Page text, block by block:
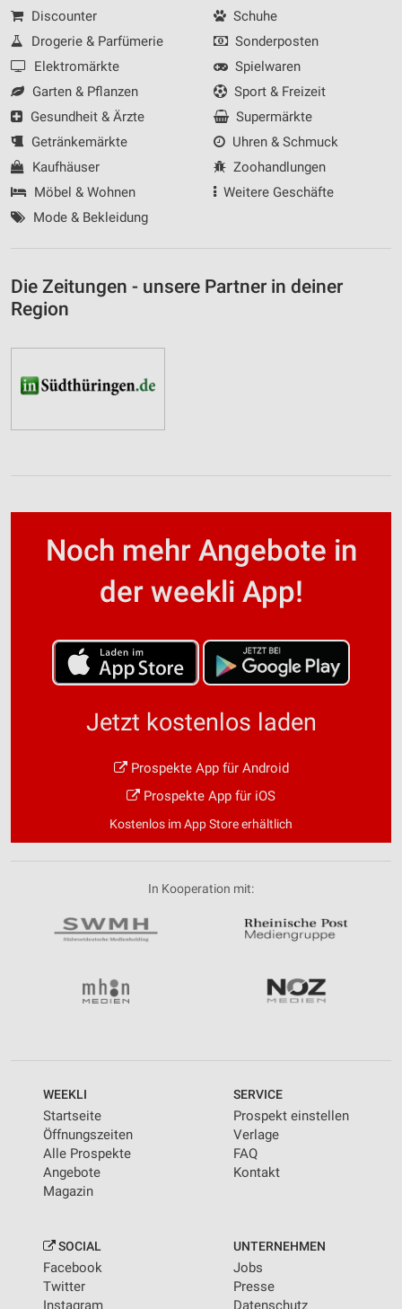
Discounter
Drogerie & Parfümerie
Elektromärkte
Garten & Pflanzen
Gesundheit & Ärzte
Getränkemärkte
Kaufhäuser
Möbel & Wohnen
Mode & Bekleidung
Schuhe
Sonderposten
Spielwaren
Sport & Freizeit
Supermärkte
Uhren & Schmuck
Zoohandlungen
Weitere Geschäfte
Die Zeitungen - unsere Partner in deiner
Region
Noch mehr Angebote in
der weekli App!
Jetzt kostenlos laden
Prospekte App für Android
Prospekte App für iOS
Kostenlos im App Store erhältlich
In Kooperation mit:
WEEKLI
Startseite
Öffnungszeiten
Alle Prospekte
Angebote
Magazin
SERVICE
Prospekt einstellen
Verlage
FAQ
Kontakt
SOCIAL
Facebook
Twitter
Instagram
UNTERNEHMEN
Jobs
Presse
Datenschutz